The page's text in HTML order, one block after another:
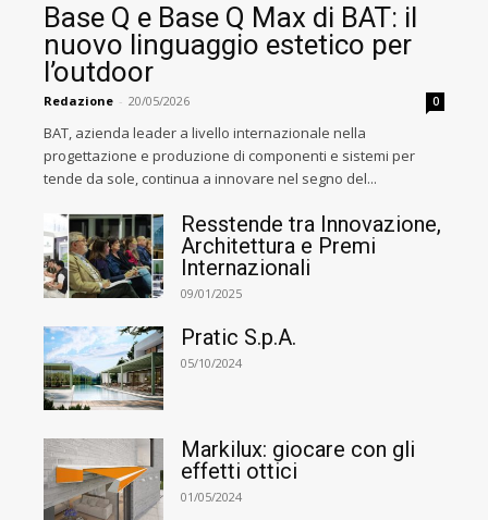
Base Q e Base Q Max di BAT: il
nuovo linguaggio estetico per
l’outdoor
Redazione - 20/05/2026 0
BAT, azienda leader a livello internazionale nella
progettazione e produzione di componenti e sistemi per
tende da sole, continua a innovare nel segno del...
Resstende tra Innovazione,
Architettura e Premi
Internazionali
09/01/2025
Pratic S.p.A.
05/10/2024
Markilux: giocare con gli
effetti ottici
01/05/2024